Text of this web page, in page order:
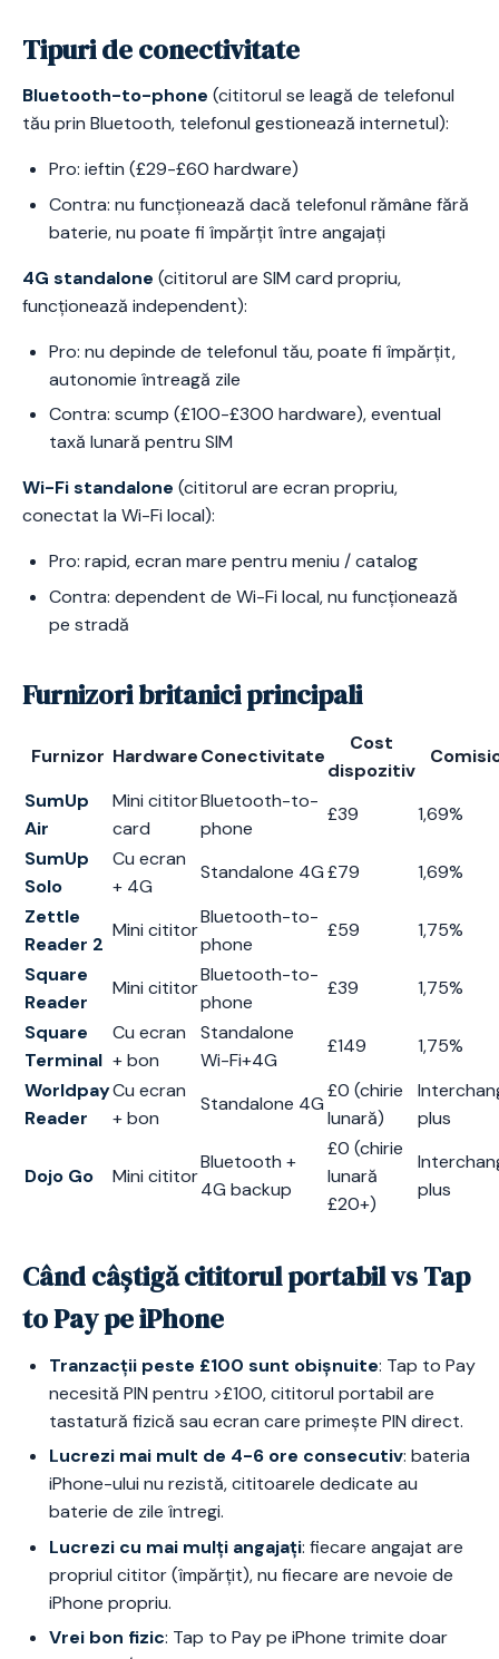
Tipuri de conectivitate
Bluetooth-to-phone (cititorul se leagă de telefonul
tău prin Bluetooth, telefonul gestionează internetul):
Pro: ieftin (£29-£60 hardware)
Contra: nu funcționează dacă telefonul rămâne fără
baterie, nu poate fi împărțit între angajați
4G standalone (cititorul are SIM card propriu,
funcționează independent):
Pro: nu depinde de telefonul tău, poate fi împărțit,
autonomie întreagă zile
Contra: scump (£100-£300 hardware), eventual
taxă lunară pentru SIM
Wi-Fi standalone (cititorul are ecran propriu,
conectat la Wi-Fi local):
Pro: rapid, ecran mare pentru meniu / catalog
Contra: dependent de Wi-Fi local, nu funcționează
pe stradă
Furnizori britanici principali
Furnizor HardwareConectivitate
Cost
dispozitiv
SumUp
Air
Mini cititor
card
Bluetooth-to-
phone
£39
1,69%
SumUp
Solo
Cu ecran
+ 4G
Standalone 4G£79
1,69%
Zettle
Reader 2
Mini cititor
Bluetooth-to-
phone
£59
1,75%
Square
Reader
Mini cititor
Bluetooth-to-
phone
£39
1,75%
Square
Terminal
Cu ecran
+ bon
Standalone
Wi-Fi+4G
£149
1,75%
Worldpay
Reader
Cu ecran
+ bon
Standalone 4G
£0 (chirie
lunară)
plus
Dojo Go Mini cititor
Bluetooth +
4G backup
£0 (chirie
lunară
£20+)
plus
Când câștigă cititorul portabil vs Tap
to Pay pe iPhone
Tranzacții peste £100 sunt obișnuite: Tap to Pay
necesită PIN pentru >£100, cititorul portabil are
tastatură fizică sau ecran care primește PIN direct.
Lucrezi mai mult de 4-6 ore consecutiv: bateria
iPhone-ului nu rezistă, cititoarele dedicate au
baterie de zile întregi.
Lucrezi cu mai mulți angajați: fiecare angajat are
propriul cititor (împărțit), nu fiecare are nevoie de
iPhone propriu.
Vrei bon fizic: Tap to Pay pe iPhone trimite doar